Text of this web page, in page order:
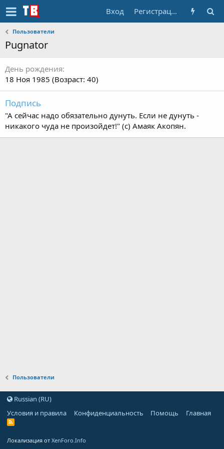
Вход Регистрация
Пользователи
Pugnator
День рождения
18 Ноя 1985 (Возраст: 40)
Подпись
"А сейчас надо обязательно дунуть. Если не дунуть -
никакого чуда не произойдет!" (с) Амаяк Акопян.
Пользователи
Russian (RU)
Условия и правила
Конфиденциальность Помощь Главная
Локализация от XenForo.Info